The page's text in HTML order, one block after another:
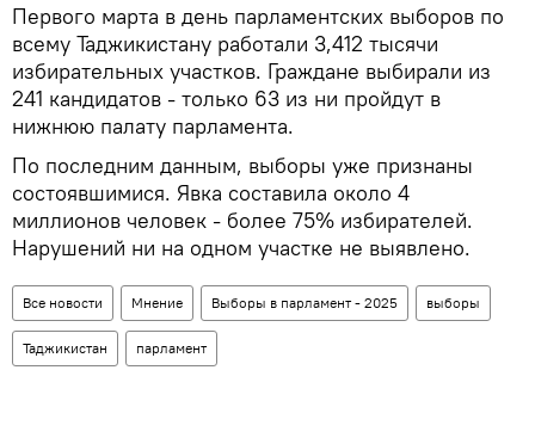
Первого марта в день парламентских выборов по
всему Таджикистану работали 3,412 тысячи
избирательных участков. Граждане выбирали из
241 кандидатов - только 63 из ни пройдут в
нижнюю палату парламента.
По последним данным, выборы уже признаны
состоявшимися. Явка составила около 4
миллионов человек - более 75% избирателей.
Нарушений ни на одном участке не выявлено.
Все новости Мнение Выборы в парламент - 2025 выборы
Таджикистан парламент